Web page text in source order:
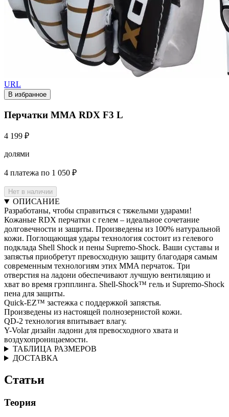
URL
В избранное
Перчатки ММА RDX F3 L
4 199 ₽
долями
4 платежа по 1 050 ₽
Нет в наличии
ОПИСАНИЕ
Разработаны, чтобы справиться с тяжелыми ударами!
Кожаные RDX перчатки с гелем – идеальное сочетание
долговечности и защиты. Произведены из 100% натуральной
кожи. Поглощающая удары технология состоит из гелевого
подклада Shell Shock и пены Supremo-Shock. Ваши суставы и
запястья приобретут превосходную защиту благодаря самым
современным технологиям этих MMA перчаток. Три
отверстия на ладони обеспечивают лучшую вентиляцию и
хват во время грэпплинга. Shell-Shock™ гель и Supremo-Shock
пена для защиты.
Quick-EZ™ застежка с поддержкой запястья.
Произведены из настоящей полнозернистой кожи.
QD-2 технология впитывает влагу.
Y-Volar дизайн ладони для превосходного хвата и
воздухопроницаемости.
ТАБЛИЦА РАЗМЕРОВ
ДОСТАВКА
Статьи
Теория